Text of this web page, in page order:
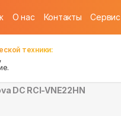
О нас Контакты Cервис
техники:
DC RCI-VNE22HN